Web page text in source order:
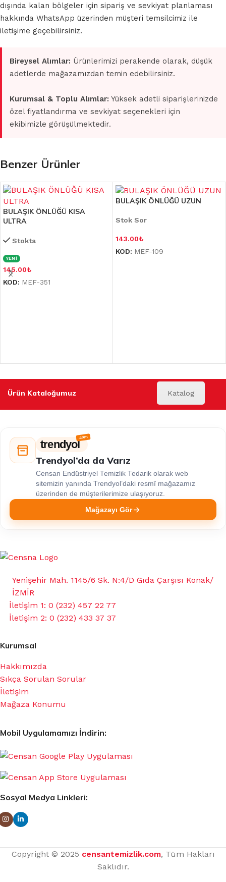
dışında kalan bölgeler için sipariş ve sevkiyat planlaması
hakkında WhatsApp üzerinden müşteri temsilcimiz ile
iletişime geçebilirsiniz.
Bireysel Alımlar: Ürünlerimizi perakende olarak, düşük
adetlerde mağazamızdan temin edebilirsiniz.
Kurumsal & Toplu Alımlar: Yüksek adetli siparişlerinizde
özel fiyatlandırma ve sevkiyat seçenekleri için
ekibimizle görüşülmektedir.
Benzer Ürünler
BULAŞIK ÖNLÜĞÜ KISA
ULTRA
Stokta
YENİ
145.00₺
KOD: MEF-351
BULAŞIK ÖNLÜĞÜ UZUN
Stok Sor
143.00₺
KOD: MEF-109
Ürün Kataloğumuz Katalog
trendyol
Trendyol’da da Varız
Censan Endüstriyel Temizlik Tedarik olarak web
sitemizin yanında Trendyol’daki resmî mağazamız
üzerinden de müşterilerimize ulaşıyoruz.
Mağazayı Gör
Yenişehir Mah. 1145/6 Sk. N:4/D Gıda Çarşısı Konak/
İZMİR
İletişim 1: 0 (232) 457 22 77
İletişim 2: 0 (232) 433 37 37
Kurumsal
Hakkımızda
Sıkça Sorulan Sorular
İletişim
Mağaza Konumu
Mobil Uygulamamızı İndirin:
Sosyal Medya Linkleri:
Copyright © 2025 censantemizlik.com, Tüm Hakları
Saklıdır.